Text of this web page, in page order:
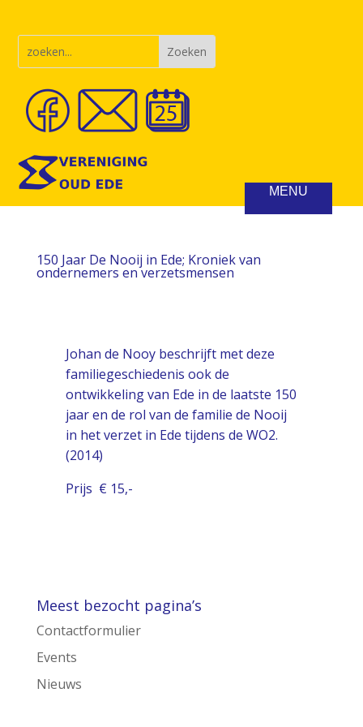
150 Jaar De Nooij in Ede; Kroniek van
ondernemers en verzetsmensen
Johan de Nooy beschrijft met deze
familiegeschiedenis ook de
ontwikkeling van Ede in de laatste 150
jaar en de rol van de familie de Nooij
in het verzet in Ede tijdens de WO2.
(2014)
Prijs € 15,-
Meest bezocht pagina’s
Contactformulier
Events
Nieuws